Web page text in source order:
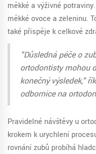
měkké a výživné
měkké ovoce a zeleninu.
také přispěje k celkové
"Důsledná péče o
ortodontisty mohou
konečný výsledek,"
odbornice na
Pravidelné návštěvy u
krokem k urychlení
rovnání zubů probíhá